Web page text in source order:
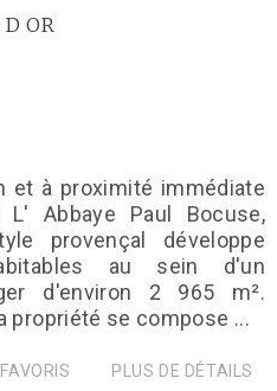
OR
et à proximité immédiate
Abbaye Paul Bocuse,
provençal développe
au sein d'un
d'environ 2 965 m².
propriété se compose ...
PLUS DE DÉTAILS